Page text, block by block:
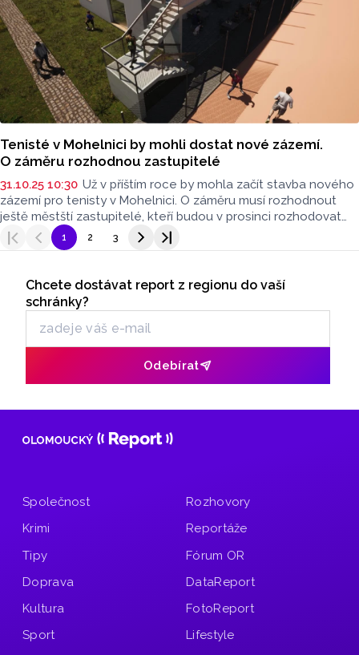
Tenisté v Mohelnici by mohli dostat nové zázemí.
O záměru rozhodnou zastupitelé
31.10.25 10:30 Už v příštím roce by mohla začít stavba nového
zázemí pro tenisty v Mohelnici. O záměru musí rozhodnout
ještě městští zastupitelé, kteří budou v prosinci rozhodovat
o podobě rozpočtu města pro rok 2026. Stavba nového
zázemí by měla vyjít na 10 milionů korun.
1 2 3
Odběr newsletteru
Chcete dostávat report z regionu do vaší
schránky?
Odebírat
Společnost
Krimi
Tipy
Doprava
Kultura
Sport
Rozhovory
Reportáže
Fórum OR
DataReport
FotoReport
Lifestyle